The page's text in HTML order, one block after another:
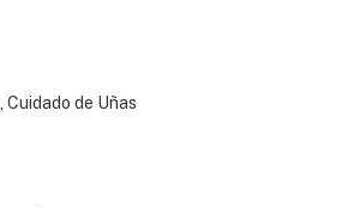
Cuidado de Uñas